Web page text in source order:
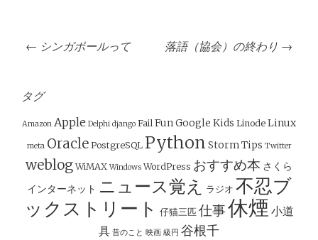
投
稿
ナ
ビ
ゲ
ー
シ
ョ
ン
← シンガポールって 落語（協会）の終わり →
タグ
Amazon Apple Delphi django Fail FunGoogle Kids Linode Linux
meta Oracle PostgreSQL Python StormTips Twitter
weblog WiMAX Windows WordPress おすすめ本 さくら
インターネット ニュース覚え ラジオ 不忍ブ
ックストリート
仔猫三匹 仕事休煙 小道
具 昔のこと 映画 級円 谷根千